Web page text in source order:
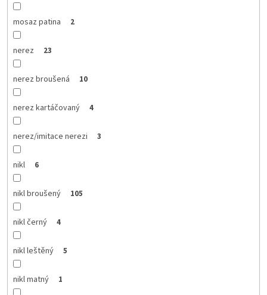
mosaz patina 2
nerez 23
nerez broušená 10
nerez kartáčovaný 4
nerez/imitace nerezi 3
nikl 6
nikl broušený 105
nikl černý 4
nikl leštěný 5
nikl matný 1